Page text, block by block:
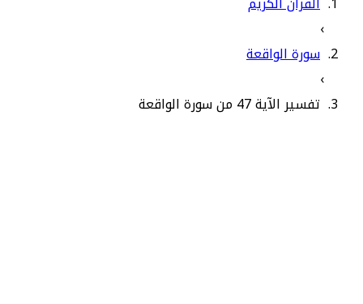
›
سورة الواقعة
›
تفسير الآية 47 من سورة الواقعة